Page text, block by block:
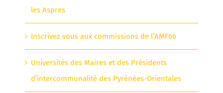
les Aspres
Inscrivez vous aux commissions de l’AMF66
Universités des Maires et des Présidents
d’intercommunalité des Pyrénées-Orientales